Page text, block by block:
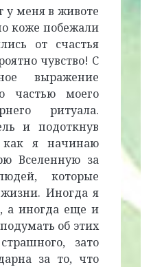
у меня в животе
коже побежали
от счастья
чувство! С
выражение
частью моего
ритуала.
и подоткнув
как я начинаю
Вселенную за
которые
Иногда я
а иногда еще и
об этих
зато
за то, что